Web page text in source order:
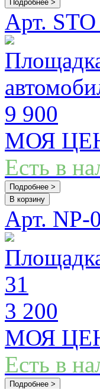
Подробнее >
Арт.
9 900
МОЯ
Есть в
Подробнее >
В корзину
Арт. NP-
31
3 200
МОЯ
Есть в
Подробнее >